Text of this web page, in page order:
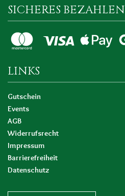
SICHERES BEZAHLEN
LINKS
Gutschein
Events
AGB
Widerrufsrecht
Impressum
Barrierefreiheit
Datenschutz